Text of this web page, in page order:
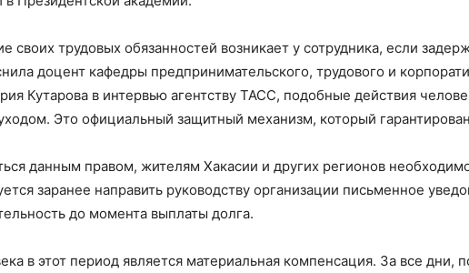
своих трудовых обязанностей возникает у сотрудника, если
доцент кафедры предпринимательского, трудового и
Кутарова в интервью агентству ТАСС, подобные действия
Это официальный защитный механизм, который
данным правом, жителям Хакасии и других регионов
заранее направить руководству организации письменное
до момента выплаты долга.
в этот период является материальная компенсация. За все дни,